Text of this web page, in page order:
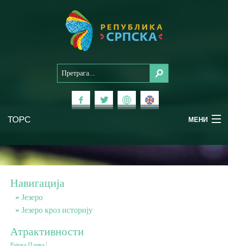
ТОРС МЕНИ
Планински туризам
Бањски туризам
Навигација
Језеро
Језеро кроз историју
Атрактивности